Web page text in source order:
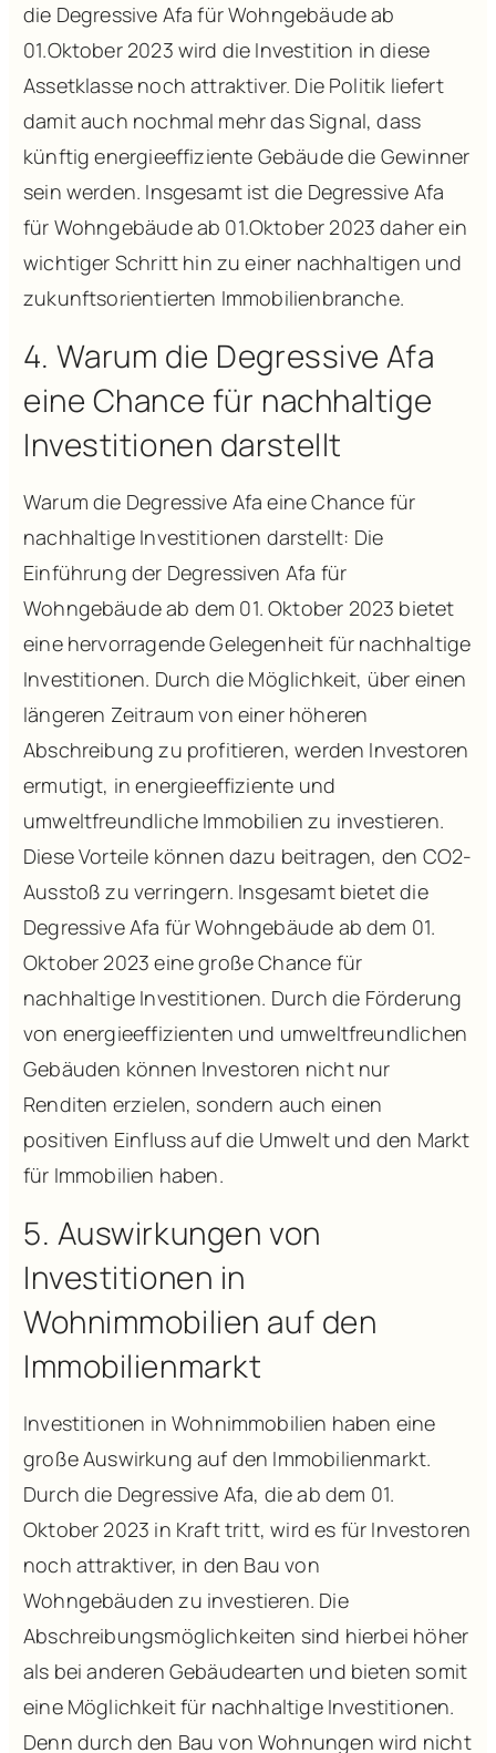
die Degressive Afa für Wohngebäude ab
01.Oktober 2023 wird die Investition in diese
Assetklasse noch attraktiver. Die Politik liefert
damit auch nochmal mehr das Signal, dass
künftig energieeffiziente Gebäude die Gewinner
sein werden. Insgesamt ist die Degressive Afa
für Wohngebäude ab 01.Oktober 2023 daher ein
wichtiger Schritt hin zu einer nachhaltigen und
zukunftsorientierten Immobilienbranche.
4. Warum die Degressive Afa
eine Chance für nachhaltige
Investitionen darstellt
Warum die Degressive Afa eine Chance für
nachhaltige Investitionen darstellt: Die
Einführung der Degressiven Afa für
Wohngebäude ab dem 01. Oktober 2023 bietet
eine hervorragende Gelegenheit für nachhaltige
Investitionen. Durch die Möglichkeit, über einen
längeren Zeitraum von einer höheren
Abschreibung zu profitieren, werden Investoren
ermutigt, in energieeffiziente und
umweltfreundliche Immobilien zu investieren.
Diese Vorteile können dazu beitragen, den CO2-
Ausstoß zu verringern. Insgesamt bietet die
Degressive Afa für Wohngebäude ab dem 01.
Oktober 2023 eine große Chance für
nachhaltige Investitionen. Durch die Förderung
von energieeffizienten und umweltfreundlichen
Gebäuden können Investoren nicht nur
Renditen erzielen, sondern auch einen
positiven Einfluss auf die Umwelt und den Markt
für Immobilien haben.
5. Auswirkungen von
Investitionen in
Wohnimmobilien auf den
Immobilienmarkt
Investitionen in Wohnimmobilien haben eine
große Auswirkung auf den Immobilienmarkt.
Durch die Degressive Afa, die ab dem 01.
Oktober 2023 in Kraft tritt, wird es für Investoren
noch attraktiver, in den Bau von
Wohngebäuden zu investieren. Die
Abschreibungsmöglichkeiten sind hierbei höher
als bei anderen Gebäudearten und bieten somit
eine Möglichkeit für nachhaltige Investitionen.
Denn durch den Bau von Wohnungen wird nicht